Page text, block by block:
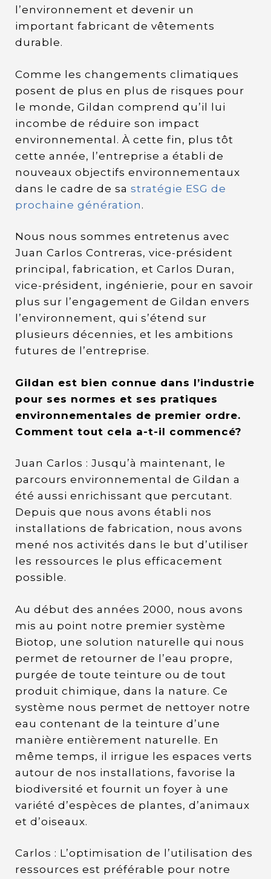
l’environnement et devenir un
important fabricant de vêtements
durable.
Comme les changements climatiques
posent de plus en plus de risques pour
le monde, Gildan comprend qu’il lui
incombe de réduire son impact
environnemental. À cette fin, plus tôt
cette année, l’entreprise a établi de
nouveaux objectifs environnementaux
dans le cadre de sa stratégie ESG de
prochaine génération .
Nous nous sommes entretenus avec
Juan Carlos Contreras, vice-président
principal, fabrication, et Carlos Duran,
vice-président, ingénierie, pour en savoir
plus sur l’engagement de Gildan envers
l’environnement, qui s’étend sur
plusieurs décennies, et les ambitions
futures de l’entreprise.
Gildan est bien connue dans l’industrie
pour ses normes et ses pratiques
environnementales de premier ordre.
Comment tout cela a-t-il commencé?
Juan Carlos : Jusqu’à maintenant, le
parcours environnemental de Gildan a
été aussi enrichissant que percutant.
Depuis que nous avons établi nos
installations de fabrication, nous avons
mené nos activités dans le but d’utiliser
les ressources le plus efficacement
possible.
Au début des années 2000, nous avons
mis au point notre premier système
Biotop, une solution naturelle qui nous
permet de retourner de l’eau propre,
purgée de toute teinture ou de tout
produit chimique, dans la nature. Ce
système nous permet de nettoyer notre
eau contenant de la teinture d’une
manière entièrement naturelle. En
même temps, il irrigue les espaces verts
autour de nos installations, favorise la
biodiversité et fournit un foyer à une
variété d’espèces de plantes, d’animaux
et d’oiseaux.
Carlos : L’optimisation de l’utilisation des
ressources est préférable pour notre